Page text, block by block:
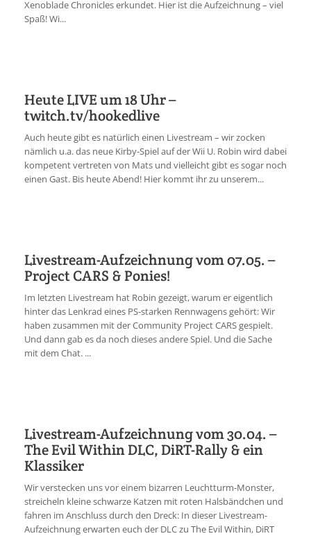
Xenoblade Chronicles erkundet. Hier ist die Aufzeichnung – viel
Spaß! Wi...
Heute LIVE um 18 Uhr –
twitch.tv/hookedlive
Auch heute gibt es natürlich einen Livestream – wir zocken
nämlich u.a. das neue Kirby-Spiel auf der Wii U. Robin wird dabei
kompetent vertreten von Mats und vielleicht gibt es sogar noch
einen Gast. Bis heute Abend! Hier kommt ihr zu unserem...
Livestream-Aufzeichnung vom 07.05. –
Project CARS & Ponies!
Im letzten Livestream hat Robin gezeigt, warum er eigentlich
hinter das Lenkrad eines PS-starken Rennwagens gehört: Wir
haben zusammen mit der Community Project CARS gespielt.
Und dann gab es da noch dieses andere Spiel. Und die Sache
mit dem Chat. ...
Livestream-Aufzeichnung vom 30.04. –
The Evil Within DLC, DiRT-Rally & ein
Klassiker
Wir verstecken uns vor einem bizarren Leuchtturm-Monster,
streicheln kleine schwarze Katzen mit roten Halsbändchen und
fahren im Anschluss durch den Dreck: In dieser Livestream-
Aufzeichnung erwarten euch der DLC zu The Evil Within, DiRT